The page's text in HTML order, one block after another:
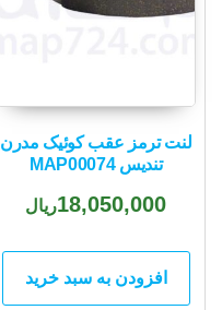
لنت ترمز عقب کوئیک مدرن
تندیس MAP00074
18,050,000ریال
افزودن به سبد خرید